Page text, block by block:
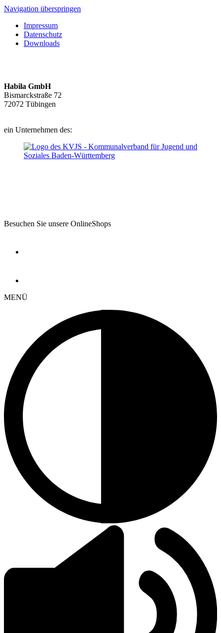
Navigation überspringen
Impressum
Datenschutz
Downloads
Habila GmbH
Bismarckstraße 72
72072 Tübingen
ein Unternehmen des:
Besuchen Sie unsere OnlineShops
MENÜ